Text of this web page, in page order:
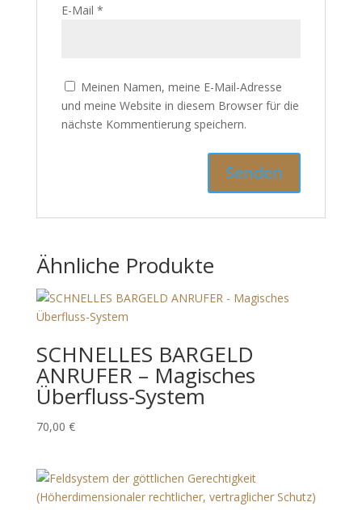
E-Mail *
Meinen Namen, meine E-Mail-Adresse
und meine Website in diesem Browser für die
nächste Kommentierung speichern.
Ähnliche Produkte
SCHNELLES BARGELD
ANRUFER – Magisches
Überfluss-System
70,00 €